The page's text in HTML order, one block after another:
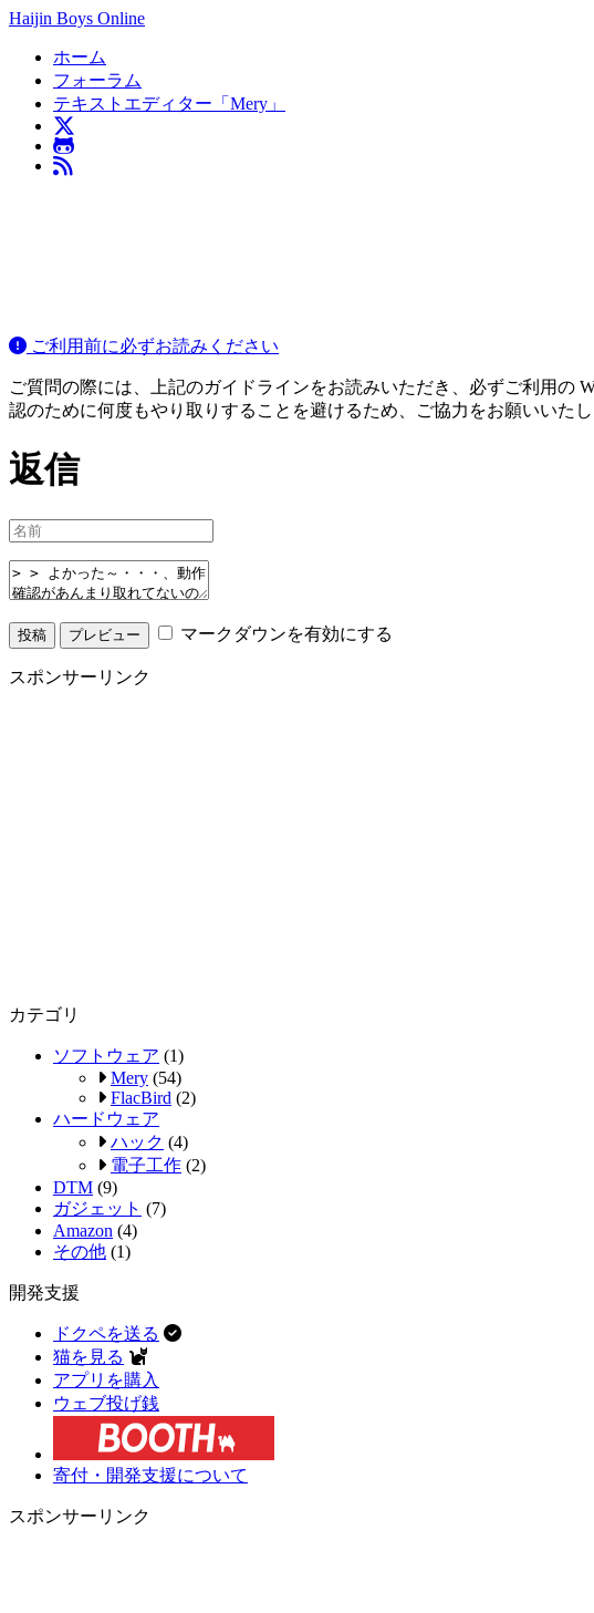
Haijin Boys Online
ホーム
フォーラム
テキストエディター「Mery」
ご利用前に必ずお読みください
ご質問の際には、上記のガイドラインをお読みいただき、必ずご利用の
認のために何度もやり取りすることを避けるため、ご協力をお願いいたし
返信
マークダウンを有効にする
スポンサーリンク
カテゴリ
ソフトウェア (1)
Mery (54)
FlacBird (2)
ハードウェア
ハック (4)
電子工作 (2)
DTM (9)
ガジェット (7)
Amazon (4)
その他 (1)
開発支援
ドクペを送る
猫を見る
アプリを購入
ウェブ投げ銭
寄付・開発支援について
スポンサーリンク